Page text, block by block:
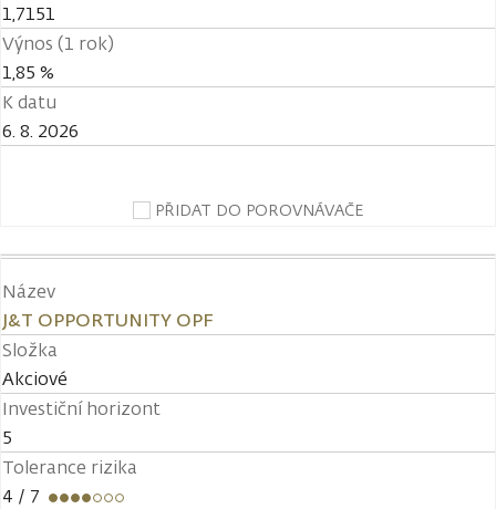
1,7151
Výnos (1 rok)
1,85 %
K datu
6. 8. 2026
PŘIDAT DO POROVNÁVAČE
Název
J&T OPPORTUNITY OPF
Složka
Akciové
Investiční horizont
5
Tolerance rizika
4 / 7